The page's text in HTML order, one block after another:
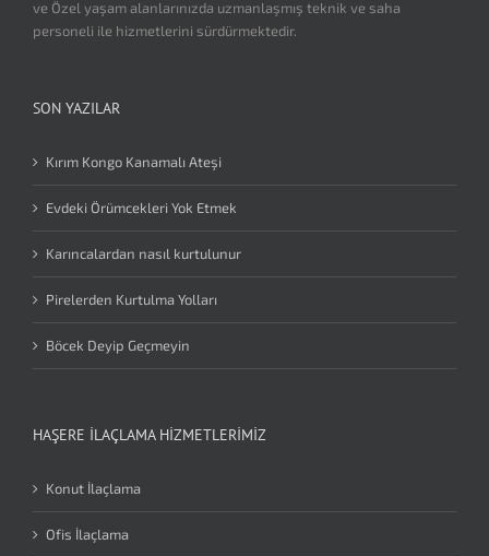
ve Özel yaşam alanlarınızda uzmanlaşmış teknik ve saha
personeli ile hizmetlerini sürdürmektedir.
SON YAZILAR
Kırım Kongo Kanamalı Ateşi
Evdeki Örümcekleri Yok Etmek
Karıncalardan nasıl kurtulunur
Pirelerden Kurtulma Yolları
Böcek Deyip Geçmeyin
HAŞERE İLAÇLAMA HIZMETLERIMIZ
Konut İlaçlama
Ofis İlaçlama